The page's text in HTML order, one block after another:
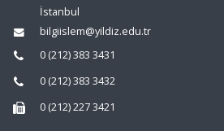
İstanbul
bilgiislem@yildiz.edu.tr
0 (212) 383 3431
0 (212) 383 3432
0 (212) 227 3421